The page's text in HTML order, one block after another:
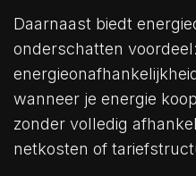
Daarnaast biedt
onderschatten voordeel:
wanneer je energie
zonder volledig
netkosten of